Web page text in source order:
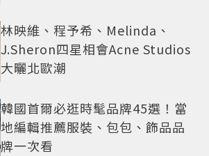
林映維、程予希、Melinda、
J.Sheron四星相會Acne Studios
大曬北歐潮
韓國首爾必逛時髦品牌45選！當
地編輯推薦服裝、包包、飾品品
牌一次看